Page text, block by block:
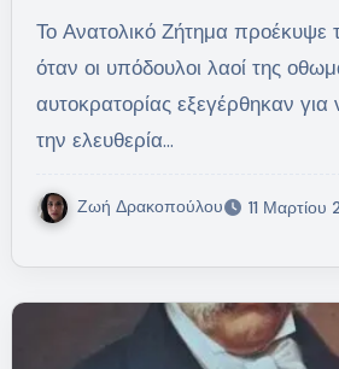
Το Ανατολικό Ζήτημα προέκυψε τον 19ο αιώνα,
όταν οι υπόδουλοι λαοί της
αυτοκρατορίας εξεγέρθηκαν
την ελευθερία…
Ζωή Δρακοπούλου 11 Μαρτίου